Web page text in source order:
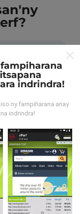
dia azo avy
toerana. Raha
anao
Rehefa
azo vakina ny
dia aseho
rehetra
sy
indrindra!
ny fampiharana anay
indrindra!